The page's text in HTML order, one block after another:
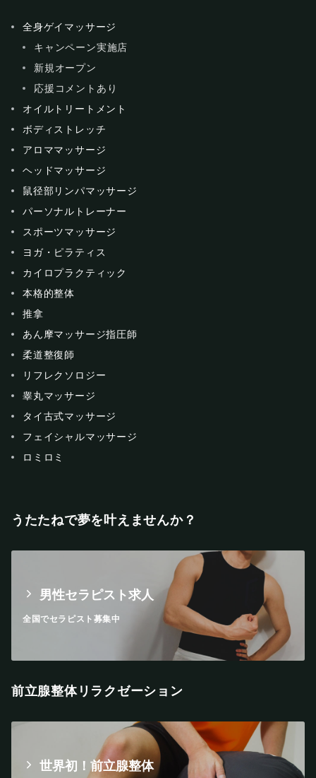
全身ゲイマッサージ
キャンペーン実施店
新規オープン
応援コメントあり
オイルトリートメント
ボディストレッチ
アロママッサージ
ヘッドマッサージ
鼠径部リンパマッサージ
パーソナルトレーナー
スポーツマッサージ
ヨガ・ピラティス
カイロプラクティック
本格的整体
推拿
あん摩マッサージ指圧師
柔道整復師
リフレクソロジー
睾丸マッサージ
タイ古式マッサージ
フェイシャルマッサージ
ロミロミ
うたたねで夢を叶えませんか？
男性セラピスト求人
全国でセラピスト募集中
前立腺整体リラクゼーション
世界初！前立腺整体